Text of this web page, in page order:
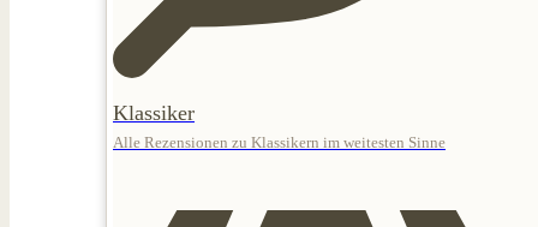
Klassiker
Alle Rezensionen zu Klassikern im weitesten Sinne